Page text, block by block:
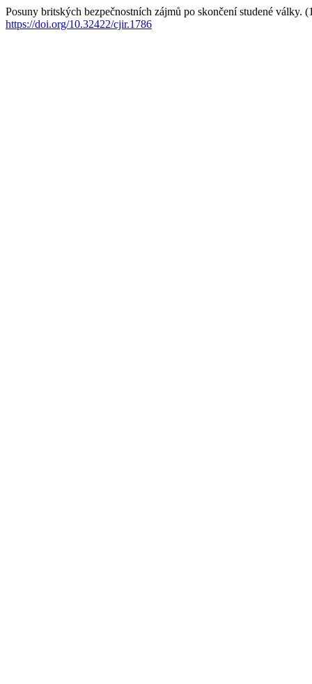
Posuny britských bezpečnostních zájmů po skončení studené války.
https://doi.org/10.32422/cjir.1786